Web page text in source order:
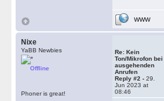
WWW
Nixe
YaBB Newbies
Offline
Phoner is great!
Re: Kein
Ton/Mikrofon bei
ausgehenden
Anrufen
Reply #2 - 29.
Jun 2023 at
08:46